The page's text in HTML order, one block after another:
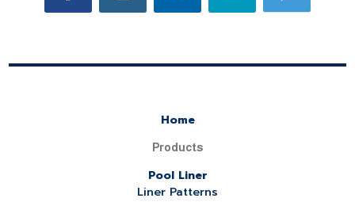
Home
Products
Pool Liner
Liner Patterns